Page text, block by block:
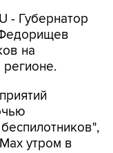
- Губернатор
на
утром в